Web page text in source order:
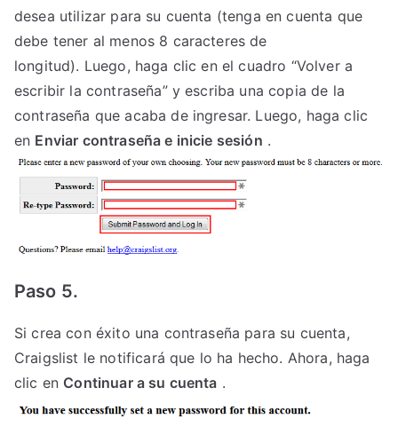
desea utilizar para su cuenta (tenga en cuenta que
debe tener al menos 8 caracteres de
longitud). Luego, haga clic en el cuadro “Volver a
escribir la contraseña” y escriba una copia de la
contraseña que acaba de ingresar. Luego, haga clic
en Enviar contraseña e inicie sesión .
Paso 5.
Si crea con éxito una contraseña para su cuenta,
Craigslist le notificará que lo ha hecho. Ahora, haga
clic en Continuar a su cuenta .